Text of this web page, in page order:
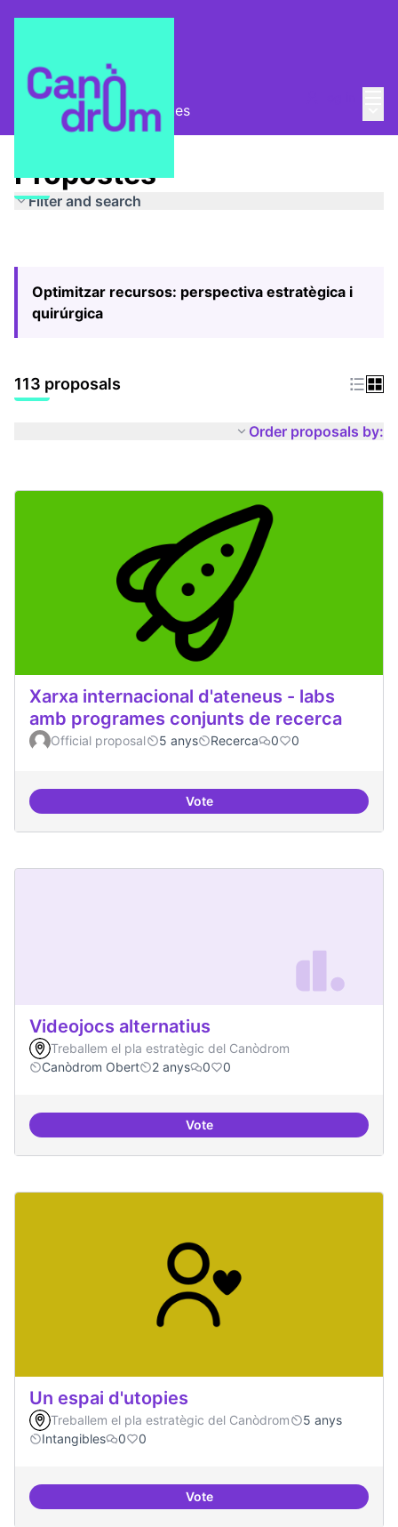
Pla Estratègic Propostes
Propostes
Filter and search
Optimitzar recursos: perspectiva estratègica i
quirúrgica
113 proposals
Order proposals by:
Xarxa internacional d'ateneus - labs
amb programes conjunts de recerca
Official proposal 5 anys Recerca 0 0
VoteXarxa internacional d'ateneus -
Videojocs alternatius
Treballem el pla estratègic del Canòdrom
Canòdrom Obert
2 anys 0 0
VoteVideojocs alternatius
Un espai d'utopies
Treballem el pla estratègic del Canòdrom
5 anys
Intangibles
0 0
VoteUn espai d'utopies